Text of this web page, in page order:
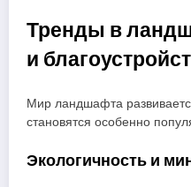
Тренды в
и
Мир ландшафта
становятся особенно
Экологичность и